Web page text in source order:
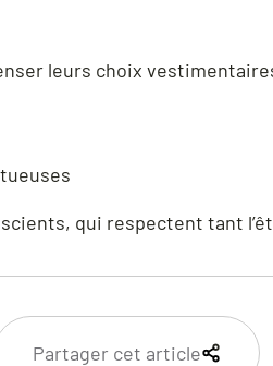
leurs choix
qui respectent tant
Partager cet article